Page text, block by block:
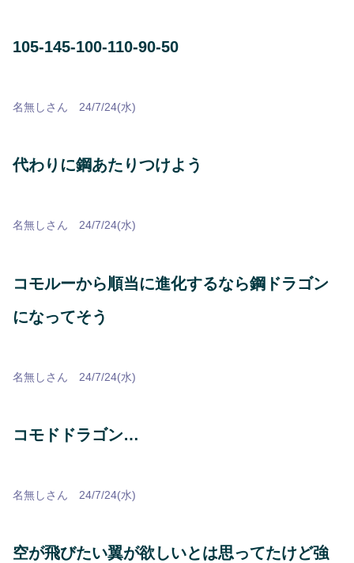
105-145-100-110-90-50
名無しさん 24/7/24(水)
代わりに鋼あたりつけよう
名無しさん 24/7/24(水)
コモルーから順当に進化するなら鋼ドラゴン
になってそう
名無しさん 24/7/24(水)
コモドドラゴン…
名無しさん 24/7/24(水)
空が飛びたい翼が欲しいとは思ってたけど強